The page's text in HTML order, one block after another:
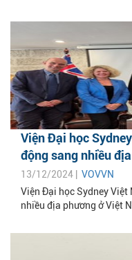
Viện Đại học
động sang nhiều
13/12/2024 | VOVVN
Viện Đại học Sydney
nhiều địa phương ở Việt